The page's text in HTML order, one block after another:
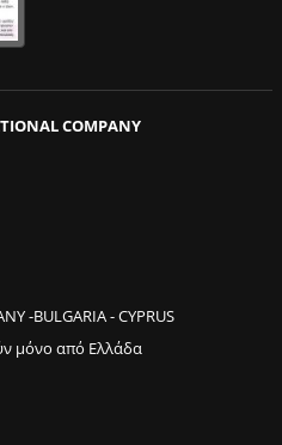
COMPANY
-BULGARIA - CYPRUS
μόνο από Ελλάδα